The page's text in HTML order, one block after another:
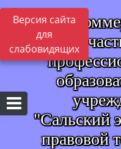
Версия сайта
для
слабовидящих
"Сальский
правовой